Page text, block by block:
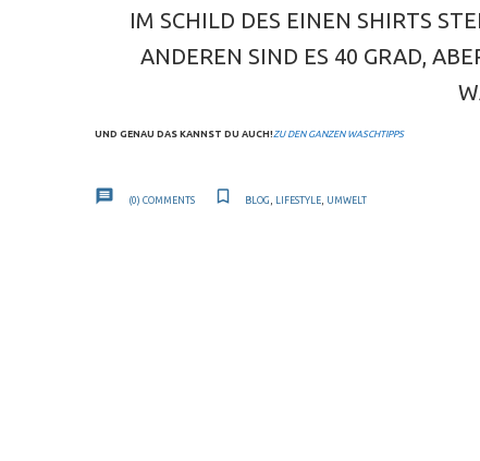
IM SCHILD DES EINEN SHIRTS
ANDEREN SIND ES 40 GRAD,
UND GENAU DAS KANNST DU AUCH! ZU DEN GANZEN WASCHTIPPS
(0) COMMENTS BLOG , LIFESTYLE, UMWELT